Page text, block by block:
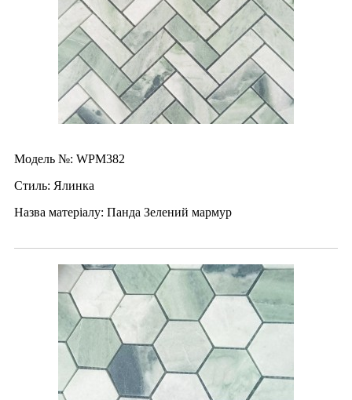
Модель №: WPM382
Стиль: Ялинка
Назва матеріалу: Панда Зелений мармур